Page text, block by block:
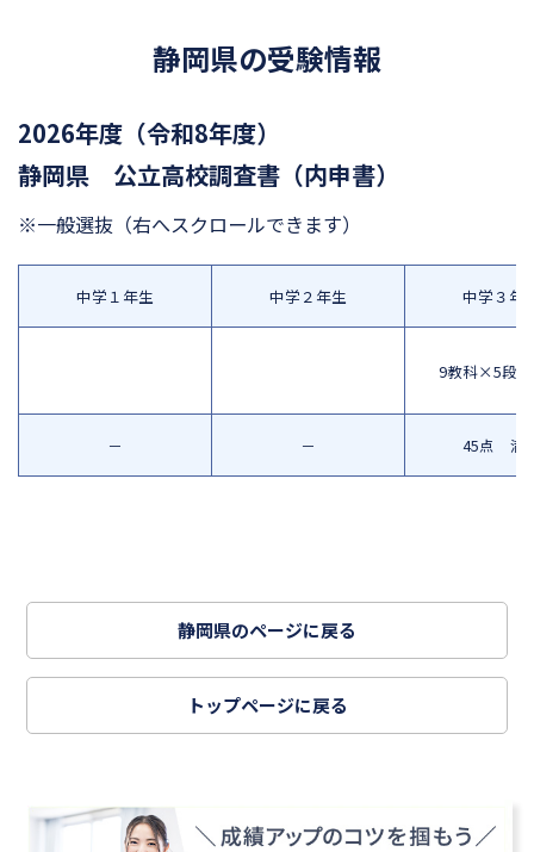
静岡県の受験情報
2026年度（令和8年度）
静岡県 公立高校調査書（内申書）
※一般選抜 （右へスクロールできます）
中学１年生
－
中学２年生
－
中学３年
9教科×5段
45点 満
静岡県のページに戻る
トップページに戻る